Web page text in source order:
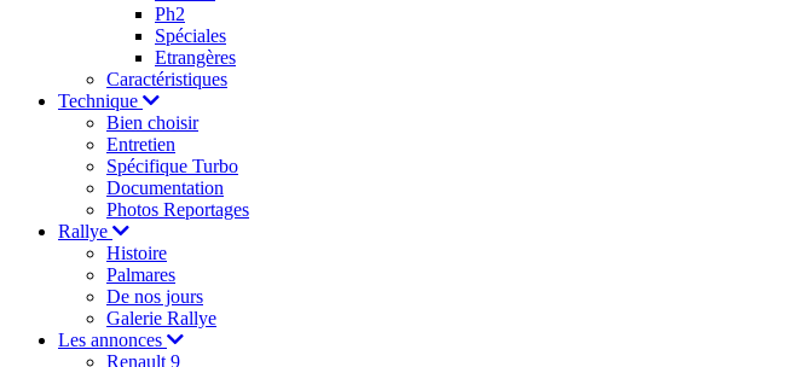
Ph2
Spéciales
Etrangères
Caractéristiques
Technique
Bien choisir
Entretien
Spécifique Turbo
Documentation
Photos Reportages
Rallye
Histoire
Palmares
De nos jours
Galerie Rallye
Les annonces
Renault 9